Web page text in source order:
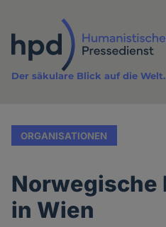
Inhalt
Der säkulare Blick auf die Welt.
ORGANISATIONEN
Norwegische
in Wien